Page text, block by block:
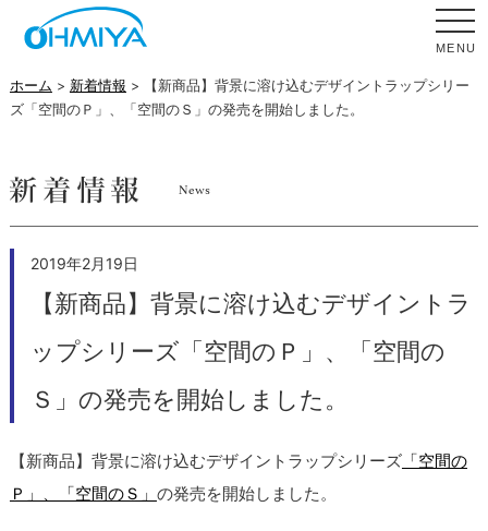
MENU
ホーム > 新着情報 > 【新商品】背景に溶け込むデザイントラップシリー
ズ「空間のＰ」、「空間のＳ」の発売を開始しました。
2019年2月19日
【新商品】背景に溶け込むデザイントラ
ップシリーズ「空間のＰ」、「空間の
Ｓ」の発売を開始しました。
【新商品】背景に溶け込むデザイントラップシリーズ「空間の
Ｐ」、「空間のＳ」 の発売を開始しました。